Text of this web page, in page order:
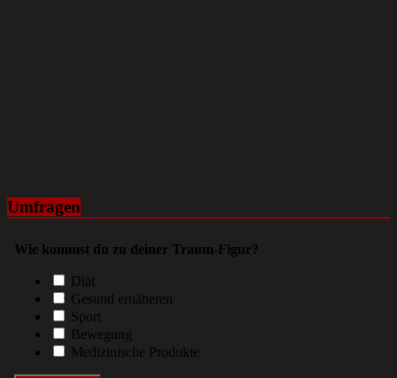
Umfragen
Wie kommst du zu deiner Traum-Figur?
Diät
Gesund ernäheren
Sport
Bewegung
Medizinische Produkte